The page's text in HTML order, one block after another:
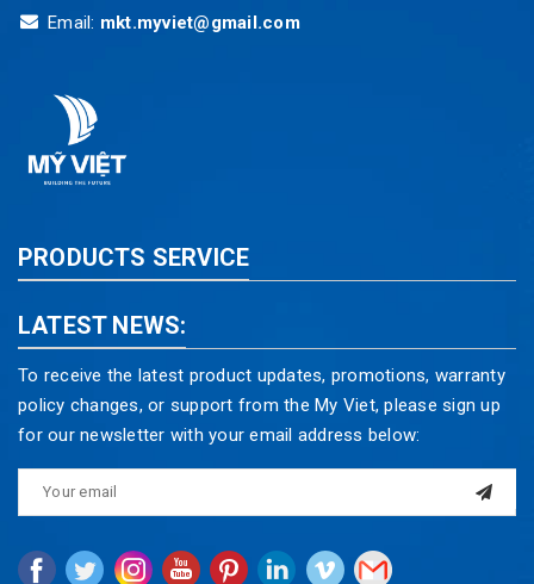
Email: mkt.myviet@gmail.com
PRODUCTS SERVICE
LATEST NEWS:
To receive the latest product updates, promotions, warranty
policy changes, or support from the My Viet, please sign up
for our newsletter with your email address below: